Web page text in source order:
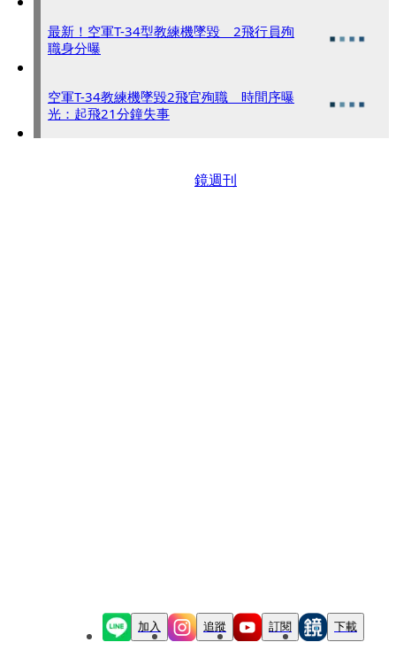
最新！空軍T-34型教練機墜毀 2飛行員殉
職身分曝
空軍T-34教練機墜毀2飛官殉職 時間序曝
光：起飛21分鐘失事
鏡週刊
加入 追蹤 訂閱 下載